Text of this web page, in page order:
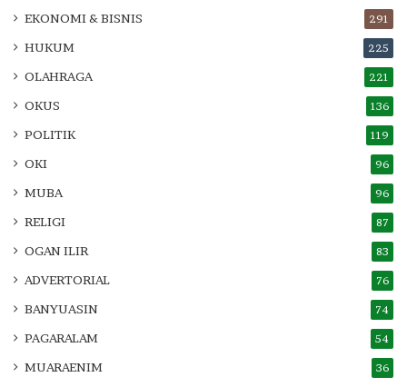
EKONOMI & BISNIS 291
HUKUM 225
OLAHRAGA 221
OKUS 136
POLITIK 119
OKI 96
MUBA 96
RELIGI 87
OGAN ILIR 83
ADVERTORIAL 76
BANYUASIN 74
PAGARALAM 54
MUARAENIM 36